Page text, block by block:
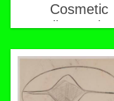
Cosmetic
alimentaire